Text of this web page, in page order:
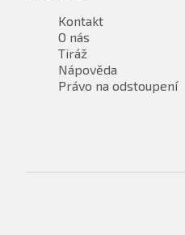
Kontakt
O nás
Tiráž
Nápověda
Právo na odstoupení